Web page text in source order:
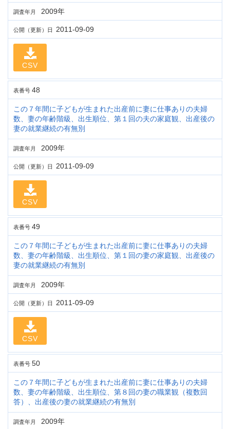
調査年月 2009年
公開（更新）日 2011-09-09
CSV
表番号 48
この７年間に子どもが生まれた出産前に妻に仕事ありの夫婦
数、妻の年齢階級、出生順位、第１回の夫の家庭観、出産後の
妻の就業継続の有無別
調査年月 2009年
公開（更新）日 2011-09-09
CSV
表番号 49
この７年間に子どもが生まれた出産前に妻に仕事ありの夫婦
数、妻の年齢階級、出生順位、第１回の妻の家庭観、出産後の
妻の就業継続の有無別
調査年月 2009年
公開（更新）日 2011-09-09
CSV
表番号 50
この７年間に子どもが生まれた出産前に妻に仕事ありの夫婦
数、妻の年齢階級、出生順位、第８回の妻の職業観（複数回
答）、出産後の妻の就業継続の有無別
調査年月 2009年